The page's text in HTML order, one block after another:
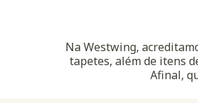
Na Westwing,
tapetes, além de itens
Afinal,